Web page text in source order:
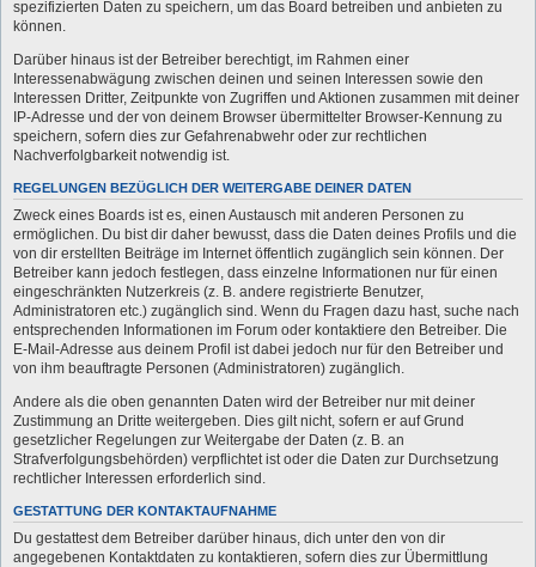
spezifizierten Daten zu speichern, um das Board betreiben und anbieten zu
können.
Darüber hinaus ist der Betreiber berechtigt, im Rahmen einer
Interessenabwägung zwischen deinen und seinen Interessen sowie den
Interessen Dritter, Zeitpunkte von Zugriffen und Aktionen zusammen mit deiner
IP-Adresse und der von deinem Browser übermittelter Browser-Kennung zu
speichern, sofern dies zur Gefahrenabwehr oder zur rechtlichen
Nachverfolgbarkeit notwendig ist.
REGELUNGEN BEZÜGLICH DER WEITERGABE DEINER DATEN
Zweck eines Boards ist es, einen Austausch mit anderen Personen zu
ermöglichen. Du bist dir daher bewusst, dass die Daten deines Profils und die
von dir erstellten Beiträge im Internet öffentlich zugänglich sein können. Der
Betreiber kann jedoch festlegen, dass einzelne Informationen nur für einen
eingeschränkten Nutzerkreis (z. B. andere registrierte Benutzer,
Administratoren etc.) zugänglich sind. Wenn du Fragen dazu hast, suche nach
entsprechenden Informationen im Forum oder kontaktiere den Betreiber. Die
E-Mail-Adresse aus deinem Profil ist dabei jedoch nur für den Betreiber und
von ihm beauftragte Personen (Administratoren) zugänglich.
Andere als die oben genannten Daten wird der Betreiber nur mit deiner
Zustimmung an Dritte weitergeben. Dies gilt nicht, sofern er auf Grund
gesetzlicher Regelungen zur Weitergabe der Daten (z. B. an
Strafverfolgungsbehörden) verpflichtet ist oder die Daten zur Durchsetzung
rechtlicher Interessen erforderlich sind.
GESTATTUNG DER KONTAKTAUFNAHME
Du gestattest dem Betreiber darüber hinaus, dich unter den von dir
angegebenen Kontaktdaten zu kontaktieren, sofern dies zur Übermittlung